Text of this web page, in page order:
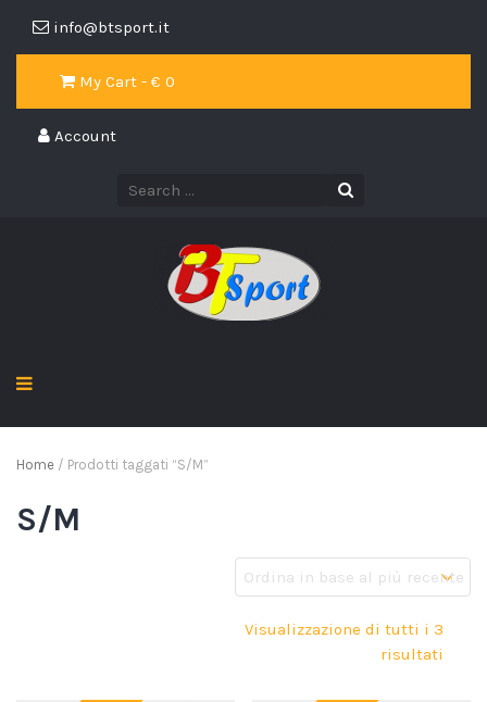
info@btsport.it
My Cart - € 0
Account
Home / Prodotti taggati “S/M”
S/M
Visualizzazione di tutti i 3
risultati